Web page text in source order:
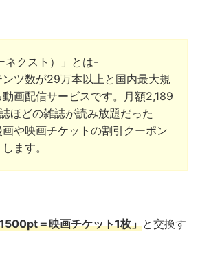
ネクスト）」とは-
ンツ数が29万本以上と国内最大規
画配信サービスです。月額2,189
ほどの雑誌が読み放題だった
や映画チケットの割引クーポン
ます。
＝映画チケット1枚」と交換す